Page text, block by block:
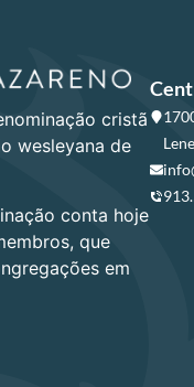
cristã
wesleyana de
conta hoje
que
em